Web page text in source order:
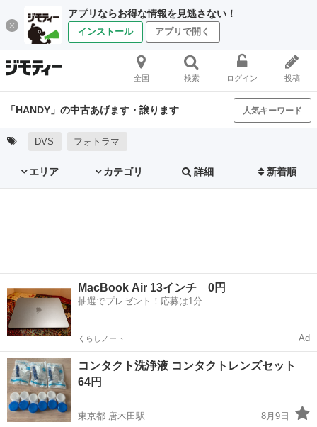
アプリならお得な情報を見逃さない！
インストール アプリで開く
全国 検索 ログイン 投稿
「HANDY」の中古あげます・譲ります 人気キーワード
DVS フォトラマ
エリア カテゴリ 詳細 新着順
MacBook Air 13インチ 0円
抽選でプレゼント！応募は1分
くらしノート Ad
コンタクト洗浄液 コンタクトレンズセット
64円
東京都 唐木田駅
8月9日